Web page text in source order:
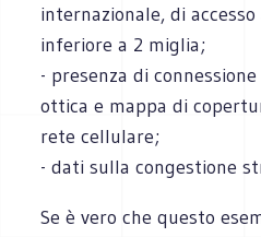
internazionale, di
inferiore a 2 miglia;
- presenza di
ottica e mappa di
rete cellulare;
- dati sulla congestione
Se è vero che questo